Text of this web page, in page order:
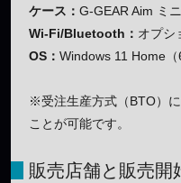
ケース： G-GEAR Aim ミ
Wi-Fi/Bluetooth： オプシ
OS： Windows 11 Home（
※受注生産方式（BTO）
ことが可能です。
販売店舗と販売開